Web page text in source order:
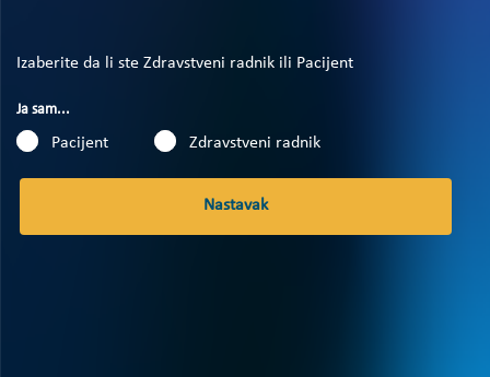
Izaberite da li ste Zdravstveni radnik ili Pacijent
Ja sam...
Pacijent Zdravstveni radnik
Nastavak